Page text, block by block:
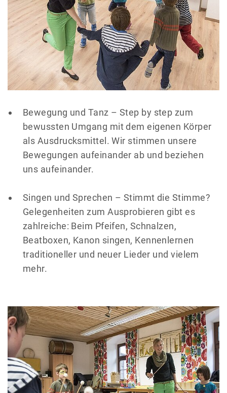
Bewegung und Tanz – Step by step zum
bewussten Umgang mit dem eigenen Körper
als Ausdrucksmittel. Wir stimmen unsere
Bewegungen aufeinander ab und beziehen
uns aufeinander.
Singen und Sprechen – Stimmt die Stimme?
Gelegenheiten zum Ausprobieren gibt es
zahlreiche: Beim Pfeifen, Schnalzen,
Beatboxen, Kanon singen, Kennenlernen
traditioneller und neuer Lieder und vielem
mehr.